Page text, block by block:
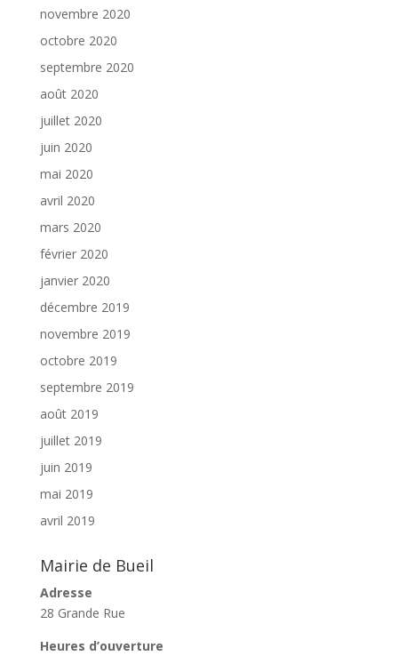
novembre 2020
octobre 2020
septembre 2020
août 2020
juillet 2020
juin 2020
mai 2020
avril 2020
mars 2020
février 2020
janvier 2020
décembre 2019
novembre 2019
octobre 2019
septembre 2019
août 2019
juillet 2019
juin 2019
mai 2019
avril 2019
Mairie de Bueil
Adresse
28 Grande Rue
Heures d’ouverture